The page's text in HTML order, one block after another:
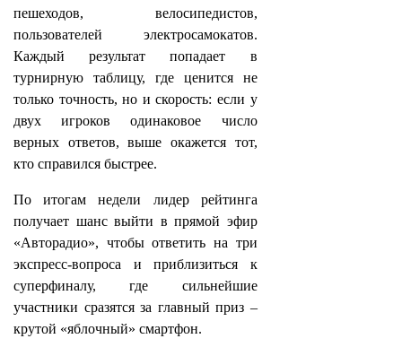
пешеходов, велосипедистов,
пользователей электросамокатов.
Каждый результат попадает в
турнирную таблицу, где ценится не
только точность, но и скорость: если у
двух игроков одинаковое число
верных ответов, выше окажется тот,
кто справился быстрее.
По итогам недели лидер рейтинга
получает шанс выйти в прямой эфир
«Авторадио», чтобы ответить на три
экспресс‑вопроса и приблизиться к
суперфиналу, где сильнейшие
участники сразятся за главный приз –
крутой «яблочный» смартфон.